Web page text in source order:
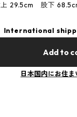
29.5cm 股下
International
Add to
日本国内にお住